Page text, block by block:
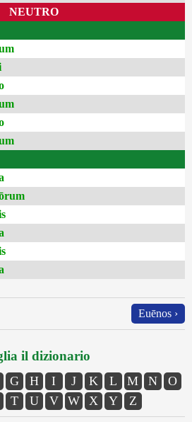
NEUTRO
Euēnos ›
il dizionario
G H I J K L M N
O
T U V W X Y Z